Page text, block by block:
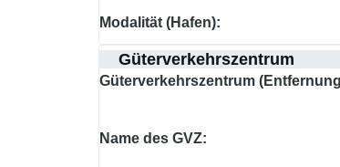
Modalität (Hafen)
Güterverkehrszentrum
Güterverkehrszentrum
Name des GVZ